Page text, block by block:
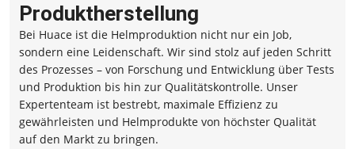
Produktherstellung
Bei Huace ist die Helmproduktion nicht nur ein Job,
sondern eine Leidenschaft. Wir sind stolz auf jeden Schritt
des Prozesses – von Forschung und Entwicklung über Tests
und Produktion bis hin zur Qualitätskontrolle. Unser
Expertenteam ist bestrebt, maximale Effizienz zu
gewährleisten und Helmprodukte von höchster Qualität
auf den Markt zu bringen.